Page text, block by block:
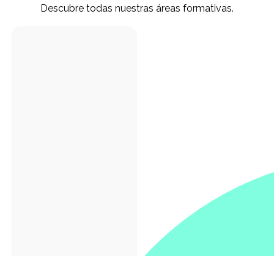
Descubre todas nuestras áreas formativas.